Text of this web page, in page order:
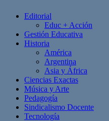
Editorial
Educ + Acción
Gestión Educativa
Historia
América
Argentina
Asia y África
Ciencias Exactas
Música y Arte
Pedagogía
Sindicalismo Docente
Tecnología